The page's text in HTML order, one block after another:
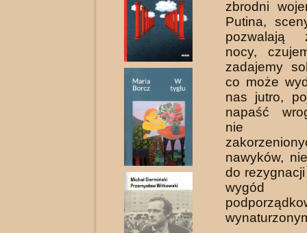
zbrodni
Putina,
pozwalają
nocy,
zadajemy
co może
nas jutro,
napaść
nie
nawyków,
do